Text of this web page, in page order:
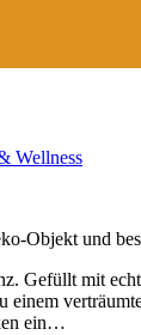
Wellness
Objekt und
Gefüllt mit
einem
ein…